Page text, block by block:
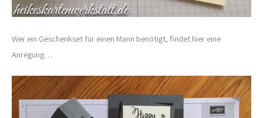
Wer ein Geschenkset für einen Mann benötigt, findet hier eine
Anregung…